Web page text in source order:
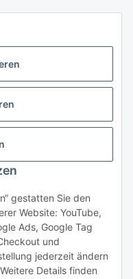
gestatten Sie den
Website: YouTube,
Ads, Google Tag
und
jederzeit ändern
Details finden